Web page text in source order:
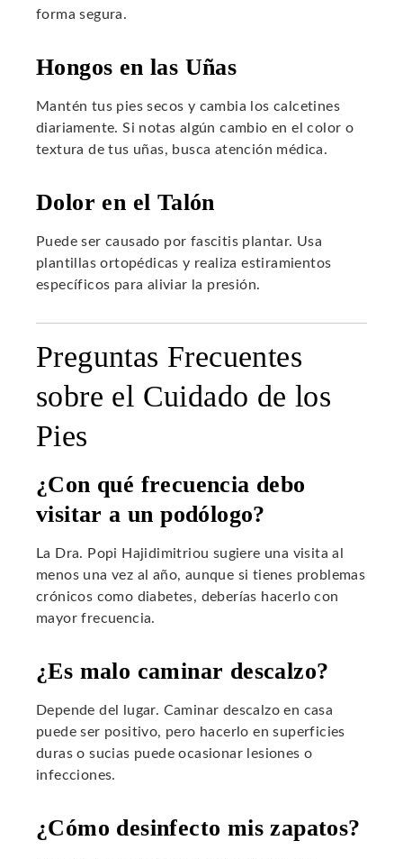
forma segura.
Hongos en las Uñas
Mantén tus pies secos y cambia los calcetines
diariamente. Si notas algún cambio en el color o
textura de tus uñas, busca atención médica.
Dolor en el Talón
Puede ser causado por fascitis plantar. Usa
plantillas ortopédicas y realiza estiramientos
específicos para aliviar la presión.
Preguntas Frecuentes
sobre el Cuidado de los
Pies
¿Con qué frecuencia debo
visitar a un podólogo?
La Dra. Popi Hajidimitriou sugiere una visita al
menos una vez al año, aunque si tienes problemas
crónicos como diabetes, deberías hacerlo con
mayor frecuencia.
¿Es malo caminar descalzo?
Depende del lugar. Caminar descalzo en casa
puede ser positivo, pero hacerlo en superficies
duras o sucias puede ocasionar lesiones o
infecciones.
¿Cómo desinfecto mis zapatos?